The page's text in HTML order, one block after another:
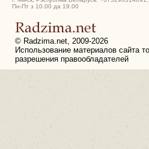
Пн-Пт з 10.00 да 19.00
© Radzima.net, 2009-2026
Использование материалов сайта
разрешения правообладателей